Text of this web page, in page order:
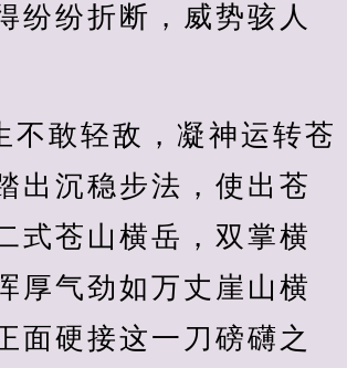
纷纷折断，威势骇人
不敢轻敌，凝神运转苍
出沉稳步法，使出苍
式苍山横岳，双掌横
厚气劲如万丈崖山横
面硬接这一刀磅礴之